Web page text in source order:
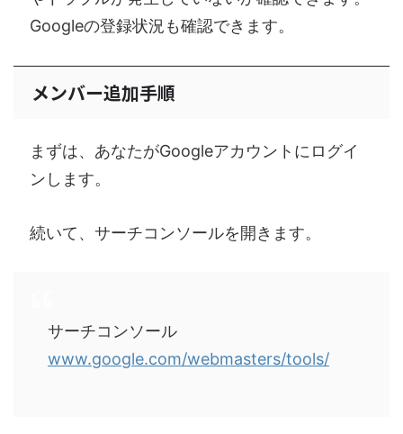
Googleの登録状況も確認できます。
メンバー追加手順
まずは、あなたがGoogleアカウントにログイ
ンします。
続いて、サーチコンソールを開きます。
サーチコンソール
www.google.com/webmasters/tools/